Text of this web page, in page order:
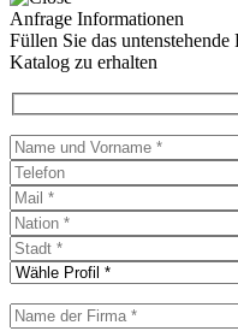
Anfrage Informationen
Füllen Sie das
Katalog zu erhalten